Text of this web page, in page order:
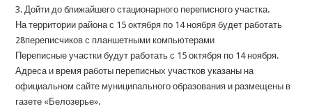
3. Дойти до ближайшего стационарного переписного участка.
На территории района с 15 октября по 14 ноября будет работать
28переписчиков с планшетными компьютерами
Переписные участки будут работать с 15 октября по 14 ноября.
Адреса и время работы переписных участков указаны на
официальном сайте муниципального образования и размещены в
газете «Белозерье».